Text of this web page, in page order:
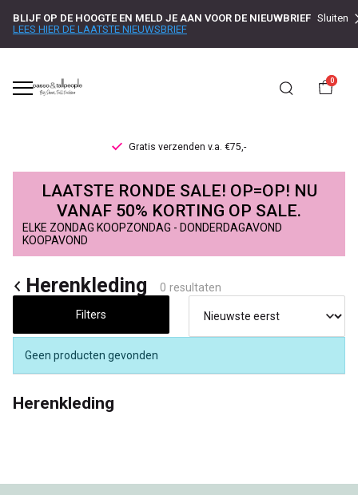
BLIJF OP DE HOOGTE EN MELD JE AAN VOOR DE NIEUWBRIEF
LEES HIER DE LAATSTE NIEUWSBRIEF
Sluiten
0
Gratis verzenden v.a. €75,-
Herenkleding
Passo
LAATSTE RONDE SALE! OP=OP! NU
VANAF 50% KORTING OP SALE.
ELKE ZONDAG KOOPZONDAG - DONDERDAGAVOND
KOOPAVOND
Herenkleding 0 resultaten
Filters
Geen producten gevonden
Herenkleding